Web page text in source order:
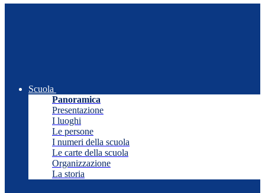
Scuola
Panoramica
Presentazione
I luoghi
Le persone
I numeri della scuola
Le carte della scuola
Organizzazione
La storia